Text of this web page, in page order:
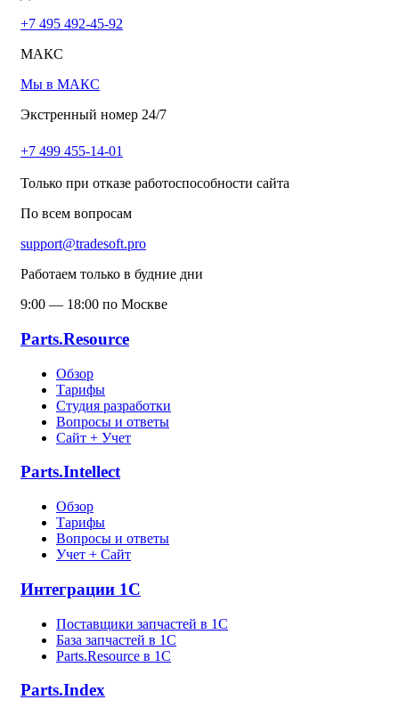
+7 495 492-45-92
МАКС
Мы в МАКС
Экстренный номер 24/7
+7 499 455-14-01
Только при отказе работоспособности сайта
По всем вопросам
support@tradesoft.pro
Работаем только в будние дни
9:00 — 18:00 по Москве
Parts.Resource
Обзор
Тарифы
Студия разработки
Вопросы и ответы
Сайт + Учет
Parts.Intellect
Обзор
Тарифы
Вопросы и ответы
Учет + Сайт
Интеграции 1С
Поставщики запчастей в 1C
База запчастей в 1С
Parts.Resource в 1C
Parts.Index